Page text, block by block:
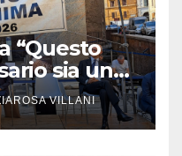
“Questo
sia un
VILLANI